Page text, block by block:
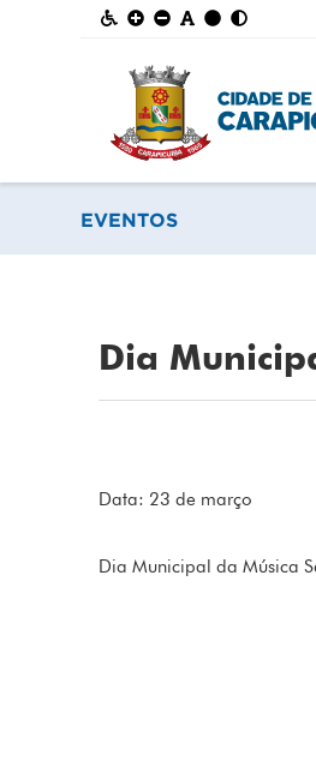
EVENTOS
Dia
Data: 23 de março
Dia Municipal da Música